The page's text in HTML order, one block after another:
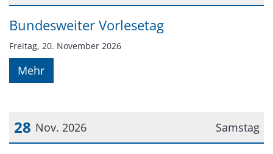
Datum: 20. November 2026
Bundesweiter Vorlesetag
Freitag, 20. November 2026
Mehr
Samstag
28 Nov. 2026